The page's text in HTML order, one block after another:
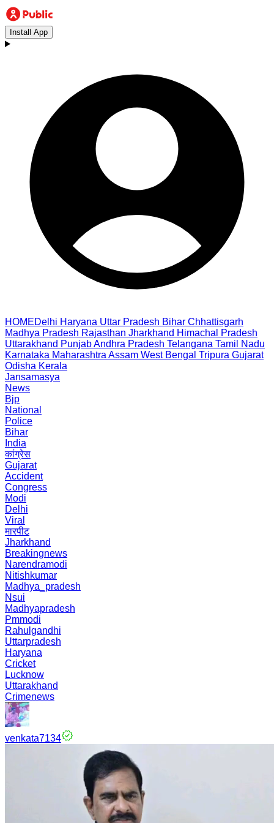
Install App
HOMEDelhi Haryana Uttar Pradesh Bihar Chhattisgarh
Madhya Pradesh Rajasthan Jharkhand Himachal Pradesh
Uttarakhand PunjabAndhra Pradesh Telangana Tamil Nadu
Karnataka Maharashtra Assam West Bengal Tripura Gujarat
Odisha Kerala
Jansamasya
News
Bjp
National
Police
Bihar
India
कांग्रेस
Gujarat
Accident
Congress
Modi
Delhi
Viral
मारपीट
Jharkhand
Breakingnews
Narendramodi
Nitishkumar
Madhya_pradesh
Nsui
Madhyapradesh
Pmmodi
Rahulgandhi
Uttarpradesh
Haryana
Cricket
Lucknow
Uttarakhand
Crimenews
venkata7134